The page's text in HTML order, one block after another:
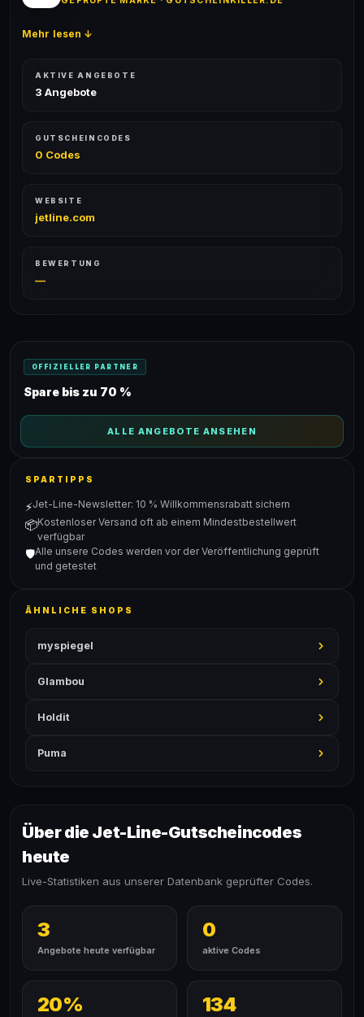
Mehr lesen ↓
AKTIVE ANGEBOTE
3 Angebote
GUTSCHEINCODES
0 Codes
WEBSITE
jetline.com
BEWERTUNG
—
OFFIZIELLER PARTNER
Spare bis zu 70 %
ALLE ANGEBOTE ANSEHEN
SPARTIPPS
⚡Jet-Line-Newsletter: 10 % Willkommensrabatt sichern
📦Kostenloser Versand oft ab einem Mindestbestellwert
verfügbar
🛡️Alle unsere Codes werden vor der Veröffentlichung geprüft
und getestet
ÄHNLICHE SHOPS
myspiegel
Glambou
Holdit
Puma
Über die Jet-Line-Gutscheincodes
heute
Live-Statistiken aus unserer Datenbank geprüfter Codes.
3
Angebote heute verfügbar
0
aktive Codes
20% 134